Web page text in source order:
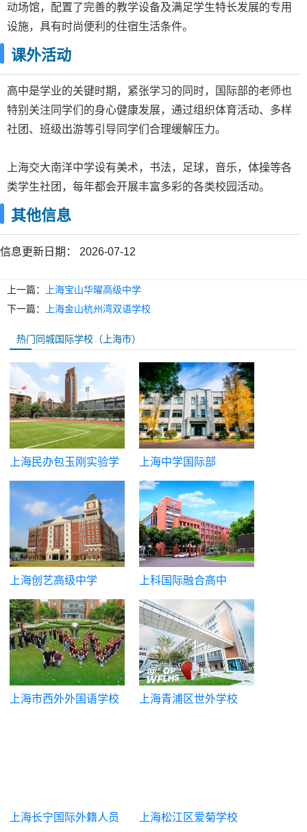
动场馆，配置了完善的教学设备及满足学生特长发展的专用
设施，具有时尚便利的住宿生活条件。
课外活动
高中是学业的关键时期，紧张学习的同时，国际部的老师也
特别关注同学们的身心健康发展，通过组织体育活动、多样
社团、班级出游等引导同学们合理缓解压力。
上海交大南洋中学设有美术，书法，足球，音乐，体操等各
类学生社团，每年都会开展丰富多彩的各类校园活动。
其他信息
信息更新日期： 2026-07-12
上一篇：
上海宝山华曜高级中学
下一篇：
上海金山杭州湾双语学校
热门同城国际学校（上海市）
上海民办包玉刚实验学
校
上海中学国际部
上海创艺高级中学 上科国际融合高中
上海市西外外国语学校
上海青浦区世外学校
上海长宁国际外籍人员
上海松江区爱菊学校